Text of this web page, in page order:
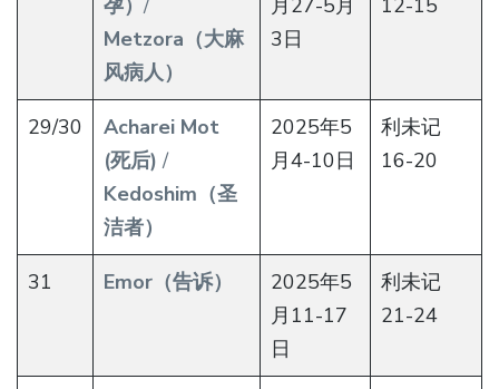
孕）/
Metzora（大麻
风病人）
月27-5月
3日
12-15
29/30
Acharei Mot
(死后)/
Kedoshim（圣
洁者）
2025年5
月4-10日
利未记
16-20
31 Emor（告诉）
2025年5
月11-17
日
利未记
21-24